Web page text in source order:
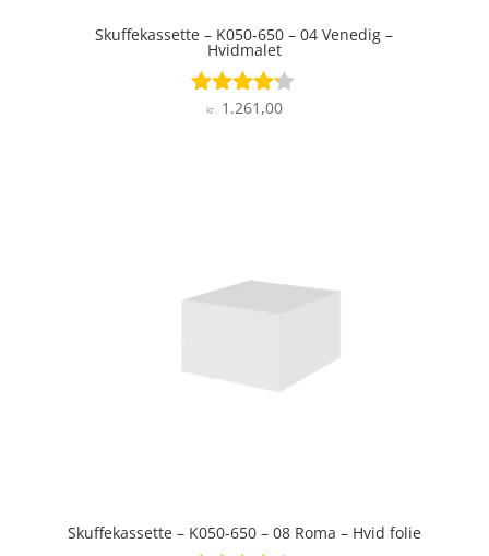
Skuffekassette – K050-650 – 04 Venedig –
Hvidmalet
Vurderet
kr.1.261,00
Skuffekassette – K050-650 – 08 Roma – Hvid folie